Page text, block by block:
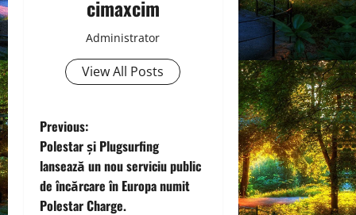
cimaxcim
Administrator
View All Posts
P
o
s
Previous:
Polestar și Plugsurfing
lansează un nou serviciu public
de încărcare în Europa numit
Polestar Charge.